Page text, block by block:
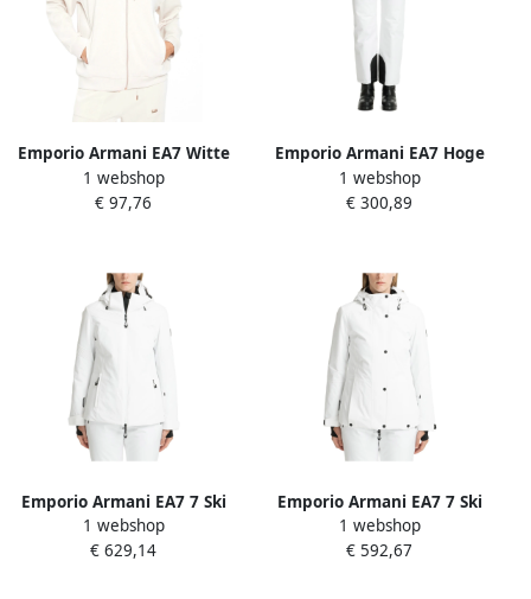
Emporio Armani EA7 Witte
Zand Hoodie met
Roségouden Rits White
1 webshop
€ 97,76
Emporio Armani EA7 Hoge
Taille Ski Broek Effen Logo
White Dames
1 webshop
€ 300,89
Emporio Armani EA7 7 Ski
Jas met Capuchon en Logo
White Dames
1 webshop
€ 629,14
Emporio Armani EA7 7 Ski
Jas met Drukknopen White
Dames
1 webshop
€ 592,67